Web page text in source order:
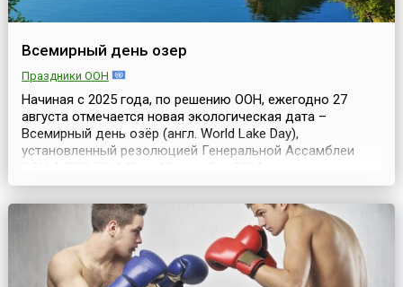
Всемирный день озер
Праздники ООН
Начиная с 2025 года, по решению ООН, ежегодно 27
августа отмечается новая экологическая дата –
Всемирный день озёр (англ. World Lake Day),
установленный резолюцией Генеральной Ассамблеи
посвящённый таким удивительным водным
экосистемам, как озёра, которые играют неоценимую
роль в жизни планеты Земля.По мнению учредителей
Дня, эта международная дата не...